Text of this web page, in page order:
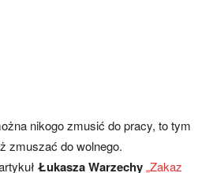
nikogo zmusić do pracy, to tym
zmuszać do wolnego.
Łukasza Warzechy„Zakaz